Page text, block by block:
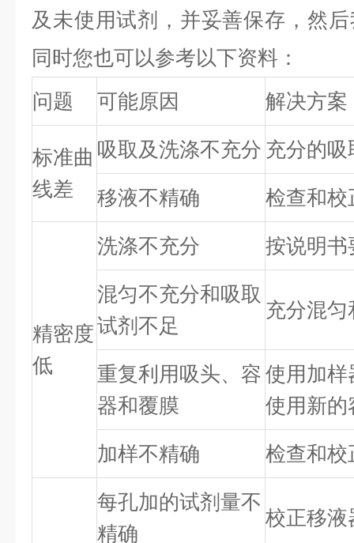
及未使用试剂，并妥善保存，然
同时您也可以参考以下资料：
问题
可能原因 解决方案
标准曲
线差
吸取及洗涤不充分 充分的
移液不精确 检查和校
精密度
低
洗涤不充分 按说明书
混匀不充分和吸取
试剂不足
充分混
重复利用吸头、容
器和覆膜
使用加样
使用新的
加样不精确 检查和校
每孔加的试剂量不
精确
校正移液